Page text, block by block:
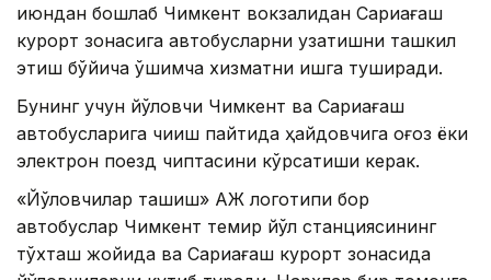
июндан бошлаб Чимкент вокзалидан Сариағаш
курорт зонасига автобусларни узатишни ташкил
этиш бўйича қўшимча хизматни ишга туширади.
Бунинг учун йўловчи Чимкент ва Сариағаш
автобусларига чиқиш пайтида ҳайдовчига қоғоз ёки
электрон поезд чиптасини кўрсатиши керак.
«Йўловчилар ташиш» АЖ логотипи бор
автобуслар Чимкент темир йўл станциясининг
тўхташ жойида ва Сариағаш курорт зонасида